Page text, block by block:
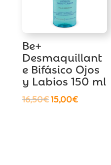
Be+
Desmaquillant
e Bifásico Ojos
y Labios 150 ml
16,50€El
15,00€El